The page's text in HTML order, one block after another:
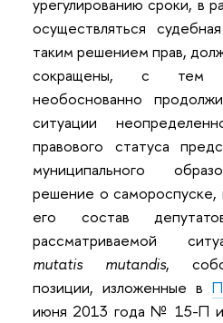
урегулированию сроки, в
осуществляться
таким решением прав,
сокращены, с тем
необоснованно
ситуации
правового статуса
муниципального
решение о самороспуске,
его состав
рассматриваемой
mutatis mutandis,
позиции, изложенные в
июня 2013 года № 15-П